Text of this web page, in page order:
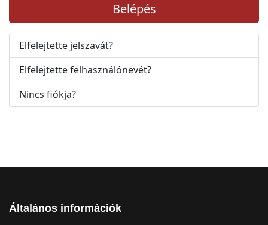
Belépés
Elfelejtette jelszavát?
Elfelejtette felhasználónevét?
Nincs fiókja?
Általános információk